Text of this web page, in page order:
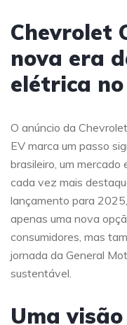
Chevrolet
nova era
elétrica
O anúncio da
EV marca um passo
brasileiro, um
cada vez mais
lançamento para
apenas uma nova
consumidores, mas
jornada da General
sustentável.
Uma